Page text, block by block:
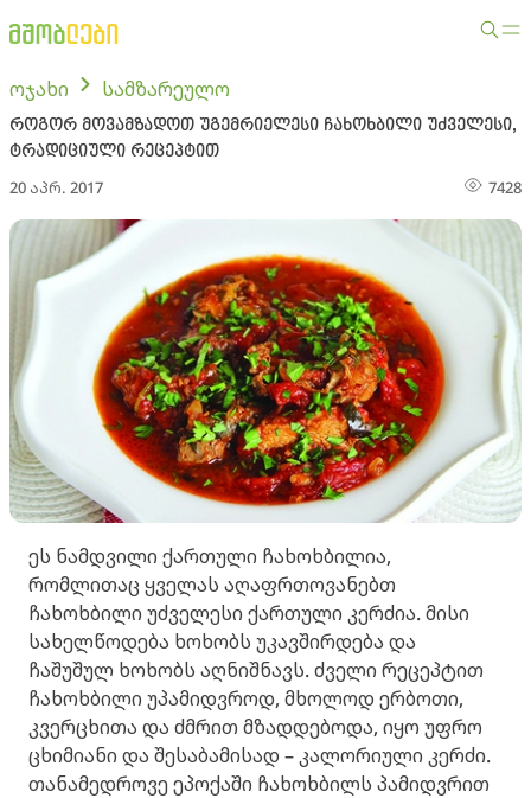
ოჯახი სამზარეულო
როგორ მოვამზადოთ უგემრიელესი ჩახოხბილი უძველესი,
ტრადიციული რეცეპტით
20 აპრ. 2017 7428
ეს ნამდვილი ქართული ჩახოხბილია,
რომლითაც ყველას აღაფრთოვანებთ
ჩახოხბილი უძველესი ქართული კერძია. მისი
სახელწოდება ხოხობს უკავშირდება და
ჩაშუშულ ხოხობს აღნიშნავს. ძველი რეცეპტით
ჩახოხბილი უპამიდვროდ, მხოლოდ ერბოთი,
კვერცხითა და ძმრით მზადდებოდა, იყო უფრო
ცხიმიანი და შესაბამისად – კალორიული კერძი.
თანამედროვე ეპოქაში ჩახოხბილს პამიდვრით